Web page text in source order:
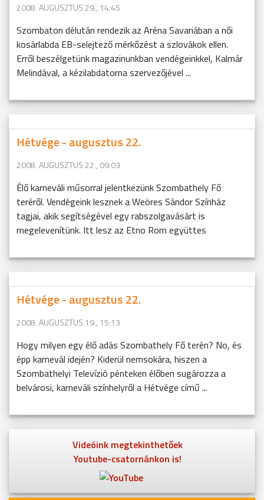
2008. AUGUSZTUS 29., 14:45
Szombaton délután rendezik az Aréna Savariában a női
kosárlabda EB-selejtező mérkőzést a szlovákok ellen.
Erről beszélgetünk magazinunkban vendégeinkkel, Kalmár
Melindával, a kézilabdatorna szervezőjével ...
Hétvége - augusztus 22.
2008. AUGUSZTUS 22., 09:03
Élő karneváli műsorral jelentkezünk Szombathely Fő
teréről. Vendégeink lesznek a Weöres Sándor Színház
tagjai, akik segítségével egy rabszolgavásárt is
megelevenítünk. Itt lesz az Etno Rom együttes
Hétvége - augusztus 22.
2008. AUGUSZTUS 19., 15:13
Hogy milyen egy élő adás Szombathely Fő terén? No, és
épp karnevál idején? Kiderül nemsokára, hiszen a
Szombathelyi Televízió pénteken élőben sugározza a
belvárosi, karneváli színhelyről a Hétvége című ...
Videóink megtekinthetőek
Youtube-csatornánkon is!